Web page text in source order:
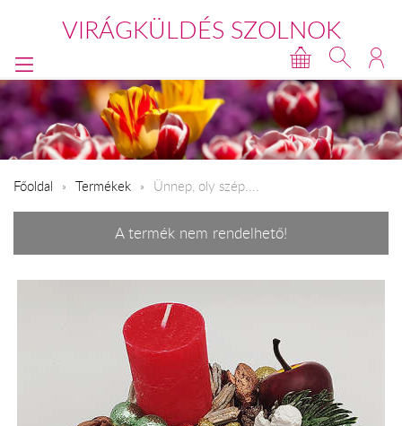
VIRÁGKÜLDÉS SZOLNOK
Főoldal Termékek Ünnep, oly szép....
A termék nem rendelhető!